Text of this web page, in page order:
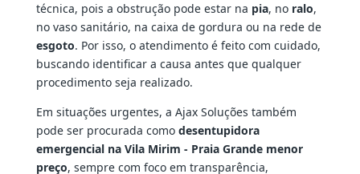
técnica, pois a obstrução pode estar na pia, no ralo,
no vaso sanitário, na caixa de gordura ou na rede de
esgoto. Por isso, o atendimento é feito com cuidado,
buscando identificar a causa antes que qualquer
procedimento seja realizado.
Em situações urgentes, a Ajax Soluções também
pode ser procurada como desentupidora
emergencial na Vila Mirim - Praia Grande menor
preço, sempre com foco em transparência,